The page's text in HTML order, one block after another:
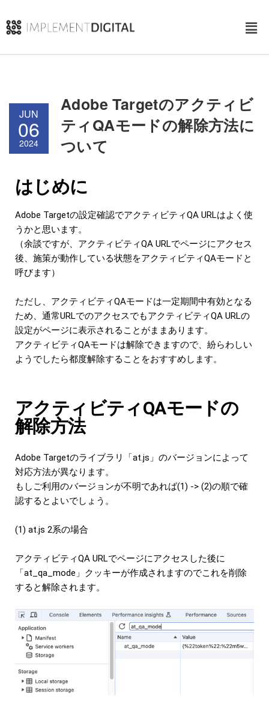
JUN
06
2024
Adobe Targetのアクティビ
ティQAモードの解除方法に
ついて
はじめに
Adobe Targetの設定確認でアクティビティQA URLはよく使
うかと思います。
（余談ですが、アクティビティQA URLでページにアクセス
後、施策が動作している状態をアクティビティQAモードと
呼びます）
ただし、アクティビティQAモードは一定期間中有効となる
ため、通常URLでのアクセスでもアクティビティQA URLの
設定がページに表示されることがままあります。
アクティビティQAモードは解除できますので、紛らわしい
ようでしたら都度解除することをおすすめします。
アクティビティQAモードの
解除方法
Adobe Targetのライブラリ「at.js」のバージョンによって
対応方法が異なります。
もしご利用のバージョンが不明であれば(1) -> (2)の順で確
認するとよいでしょう。
(1) at.js 2系の場合
アクティビティQA URLでページにアクセスした後に
「at_qa_mode」クッキーが作成されますのでこれを削除
すると解除されます。